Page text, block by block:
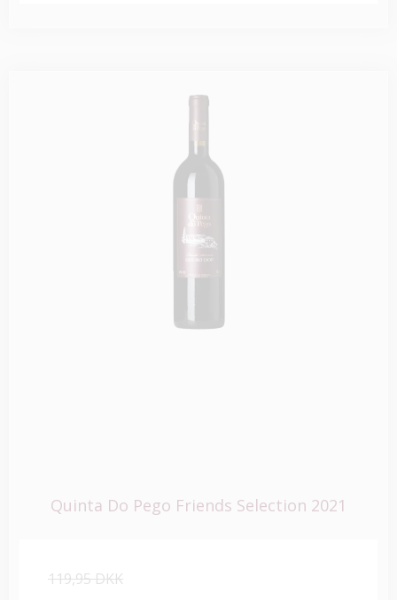
Quinta Do Pego Friends Selection 2021
119,95 DKK